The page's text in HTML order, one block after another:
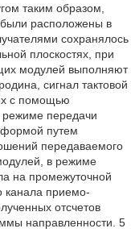
таким образом,
расположены в
сохранялось
плоскостях, при
модулей выполняют
сигнал тактовой
с помощью
передачи
путем
передаваемого
в режиме
на промежуточной
канала приемо-
отсчетов
направленности. 5